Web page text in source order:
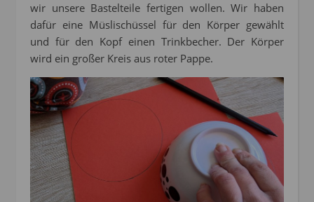
wir unsere Bastelteile fertigen wollen. Wir haben
dafür eine Müslischüssel für den Körper gewählt
und für den Kopf einen Trinkbecher. Der Körper
wird ein großer Kreis aus roter Pappe.